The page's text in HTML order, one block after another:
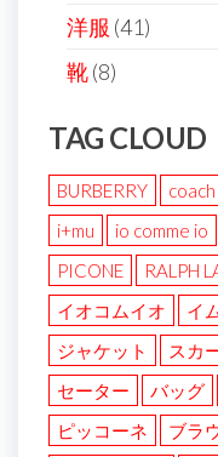
洋服 (41)
靴(8)
TAG CLOUD
BURBERRY coach
i+mu
io comme io
PICONE
RALPH
イオコムイオ
イ
ジャケット
スカ
セーター
バッグ
ピッコーネ
ブラ